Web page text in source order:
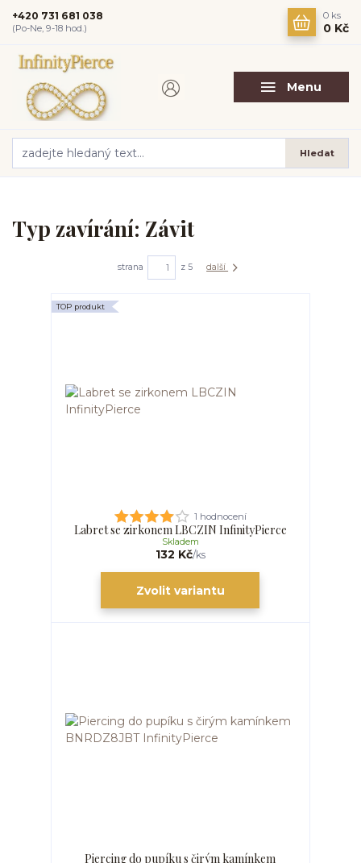
Menu
Hledat
+420 731 681 038
(Po-Ne, 9-18 hod.)
0 ks
0 Kč
Typ zavírání: Závit
strana z 5 další
TOP produkt
1 hodnocení
Labret se zirkonem LBCZIN InfinityPierce
132 Kč/ks
Skladem
Zvolit variantu
Piercing do pupíku s čirým kamínkem